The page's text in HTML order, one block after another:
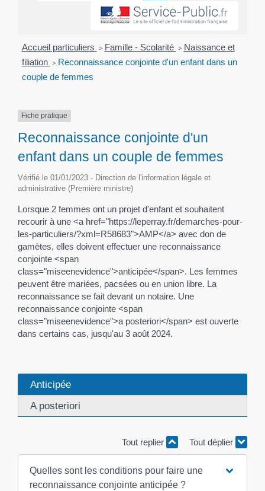
Accueil particuliers > Famille - Scolarité > Naissance et
filiation > Reconnaissance conjointe d'un enfant dans un
couple de femmes
Fiche pratique
Reconnaissance conjointe d'un
enfant dans un couple de femmes
Vérifié le 01/01/2023 - Direction de l'information légale et
administrative (Première ministre)
Lorsque 2 femmes ont un projet d'enfant et souhaitent
recourir à une <a href="https://leperray.fr/demarches-pour-
les-particuliers/?xml=R58683">AMP</a> avec don de
gamètes, elles doivent effectuer une reconnaissance
conjointe <span
class="miseenevidence">anticipée</span>. Les femmes
peuvent être mariées, pacsées ou en union libre. La
reconnaissance se fait devant un notaire. Une
reconnaissance conjointe <span
class="miseenevidence">a posteriori</span> est ouverte
dans certains cas, jusqu'au 3 août 2024.
Anticipée
A posteriori
Tout replier Tout déplier
Quelles sont les conditions pour faire une
reconnaissance conjointe anticipée ?